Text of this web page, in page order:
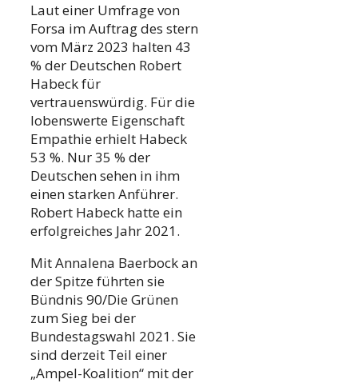
Laut einer Umfrage von
Forsa im Auftrag des stern
vom März 2023 halten 43
% der Deutschen Robert
Habeck für
vertrauenswürdig. Für die
lobenswerte Eigenschaft
Empathie erhielt Habeck
53 %. Nur 35 % der
Deutschen sehen in ihm
einen starken Anführer.
Robert Habeck hatte ein
erfolgreiches Jahr 2021.
Mit Annalena Baerbock an
der Spitze führten sie
Bündnis 90/Die Grünen
zum Sieg bei der
Bundestagswahl 2021. Sie
sind derzeit Teil einer
„Ampel-Koalition“ mit der